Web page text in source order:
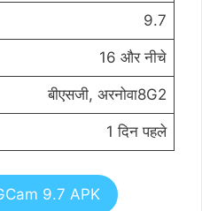
9.7
16 और नीचे
बीएसजी, अरनोवा8G2
1 दिन पहले
9.7 APK